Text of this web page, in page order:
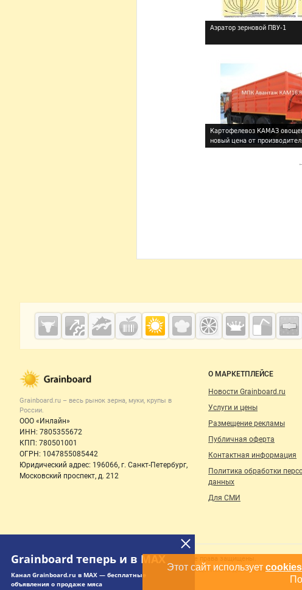
Аэратор зерновой ПВУ-1
Картофелевоз КАМАЗ
новый цена от
ПЕРЕЙТИ
Дополнительная информация
Cсылки на полезные проекты
Grainboard.ru
Важные разделы и контакты
Grainboard.ru – весь рынок зерна, муки, крупы в
России.
ООО «Инлайн»
ИНН: 7805355672
КПП: 780501001
ОГРН: 1047855085442
Юридический адрес: 196066, г. Санкт-Петербург,
Московский проспект, д. 212
Навигация по
О МАРКЕТПЛЕЙСЕ
Новости Grainboard.ru
Услуги и цены
Размещение рекламы
Публичная оферта
Контактная информация
Политика обработки
данных
Для СМИ
Счетчики, авторское право, логотипы
© 2006‑2026 ООО “Инлайн”. 12+ Все права защищены.
Использование информации, размещенной на данном сайте,
Этот сайт использует cookies